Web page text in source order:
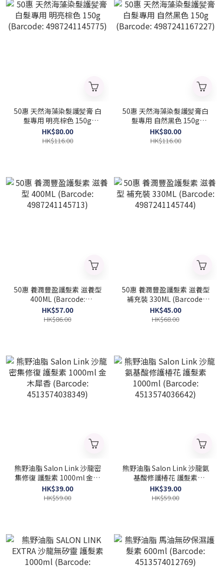
50惠 天然海藻染髮護髪膏 白
髮專用 明亮棕色 150g
(Barcode: 4987241145775)
HK$80.00
HK$116.00
50惠 天然海藻染髮護髪膏白
髮專用 自然黑色 150g
(Barcode: 4987241167227)
HK$80.00
HK$116.00
50惠 養潤豐盈護髮素 滋養型
400ML (Barcode:
4987241145713)
HK$57.00
HK$86.00
50惠 養潤豐盈護髮素 滋養型
補充裝 330ML (Barcode:
4987241145744)
HK$45.00
HK$68.00
熊野油脂 Salon Link 沙龍密
集修復 護髮素 1000ml 金木
犀香 (Barcode:
4513574038349)
HK$39.00
HK$59.00
熊野油脂 Salon Link 沙龍氨
基酸修護椿花 護髮素
1000ml (Barcode:
4513574036642)
HK$39.00
HK$59.00